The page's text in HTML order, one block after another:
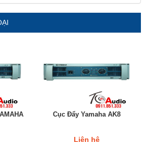
Cục Đẩy Yamaha AK8
Liên hệ